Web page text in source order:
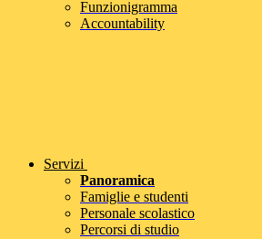
Funzionigramma
Accountability
Servizi
Panoramica
Famiglie e studenti
Personale scolastico
Percorsi di studio